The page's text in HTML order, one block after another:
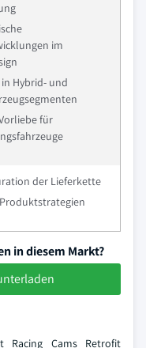
im
Hybrid- und
für
der Lieferkette
in diesem Markt?
Cams Retrofit